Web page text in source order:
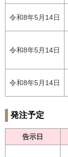
令和8年5月14日
令和8年5月14日
令和8年5月14日
発注予定
告示日